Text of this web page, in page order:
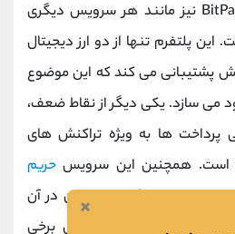
با وجود مزایای متعدد، BitPay نیز مانند هر سرویس دیگری
پلتفرم تنها از دو ارز دیجیتال
پشتیبانی می کند که این موضوع
می سازد. یکی دیگر از نقاط ضعف،
پرداخت ها به ویژه تراکنش های
است. همچنین این سرویس حریم
کند چرا که آی پی کاربران در آن
ها ممکن است برای برخی
×